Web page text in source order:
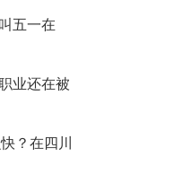
五一在
业还在被
？在四川